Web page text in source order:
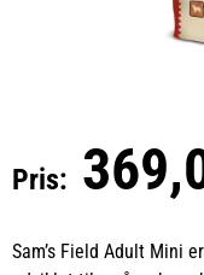
Pris:
Sam’s Field Adult Mini